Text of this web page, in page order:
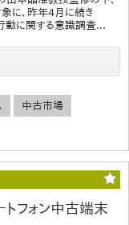
に、昨年4月に続き
動に関する意識調査...
中古市場
フォン中古端末